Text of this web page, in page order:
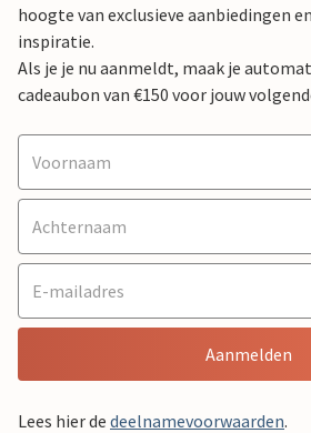
hoogte van exclusieve aanbiedingen
inspiratie.
Als je je nu aanmeldt, maak je
cadeaubon van €150 voor jouw
Aanmelden
Lees hier de deelnamevoorwaarden.